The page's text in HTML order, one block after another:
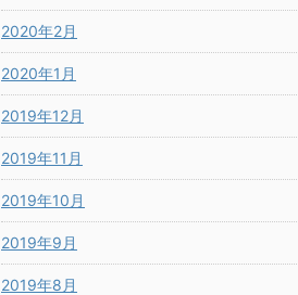
2020年2月
2020年1月
2019年12月
2019年11月
2019年10月
2019年9月
2019年8月